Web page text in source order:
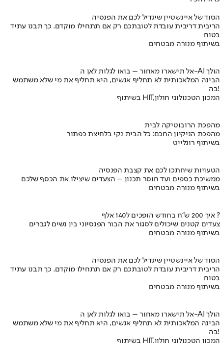
הסוד של איינשטיין שיגדיל לכם את הפנסיה
הריבית דריבית עובדת לטובתכם רק אם תתחילו מוקדם. כך תבנו עתיד
בטוח
בשיתוף מנורה מבטחים
אל תישארו מאחור – בואו לגלות לאן ה-AI הולך
הבינה המלאכותית לא תחליף אנשים, היא תחליף את מי שלא משתמש
בה!
בשיתוף HIT,המכון הטכנולוגי חולון
מהפכת הרובוטיקה לבית
מהפכת הניקיון החכם: כל הבית נקי בלחיצת כפתור
בשיתוף רונלייט
הטעויות שיחתכו לכם את קצבת הפנסיה
ממשיכת כספים ועד חוסר תכנון – הצעדים שיצילו את הכסף שלכם
בשיתוף מנורה מבטחים
איך 200 ש"ח בחודש הופכים ל140 אלף ?
צעדים קטנים שיכולים לסגור את הבור הפנסיוני בין נשים לגברים
בשיתוף מנורה מבטחים
הסוד של איינשטיין שיגדיל לכם את הפנסיה
הריבית דריבית עובדת לטובתכם רק אם תתחילו מוקדם. כך תבנו עתיד
בטוח
בשיתוף מנורה מבטחים
אל תישארו מאחור – בואו לגלות לאן ה-AI הולך
הבינה המלאכותית לא תחליף אנשים, היא תחליף את מי שלא משתמש
בה!
בשיתוף HIT,המכון הטכנולוגי חולון